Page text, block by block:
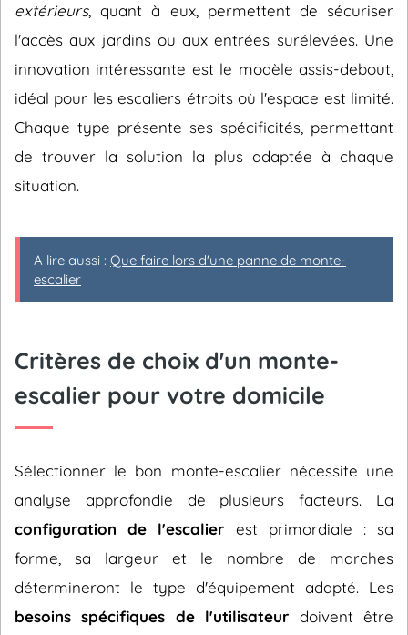
extérieurs, quant à eux, permettent de sécuriser
l'accès aux jardins ou aux entrées surélevées. Une
innovation intéressante est le modèle assis-debout,
idéal pour les escaliers étroits où l'espace est limité.
Chaque type présente ses spécificités, permettant
de trouver la solution la plus adaptée à chaque
situation.
A lire aussi : Que faire lors d'une panne de monte-
escalier
Critères de choix d'un monte-
escalier pour votre domicile
Sélectionner le bon monte-escalier nécessite une
analyse approfondie de plusieurs facteurs. La
configuration de l'escalier est primordiale : sa
forme, sa largeur et le nombre de marches
détermineront le type d'équipement adapté. Les
besoins spécifiques de l'utilisateur doivent être